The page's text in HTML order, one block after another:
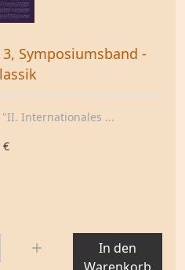
Symposiumsband -
"II. Internationales ...
€
In den